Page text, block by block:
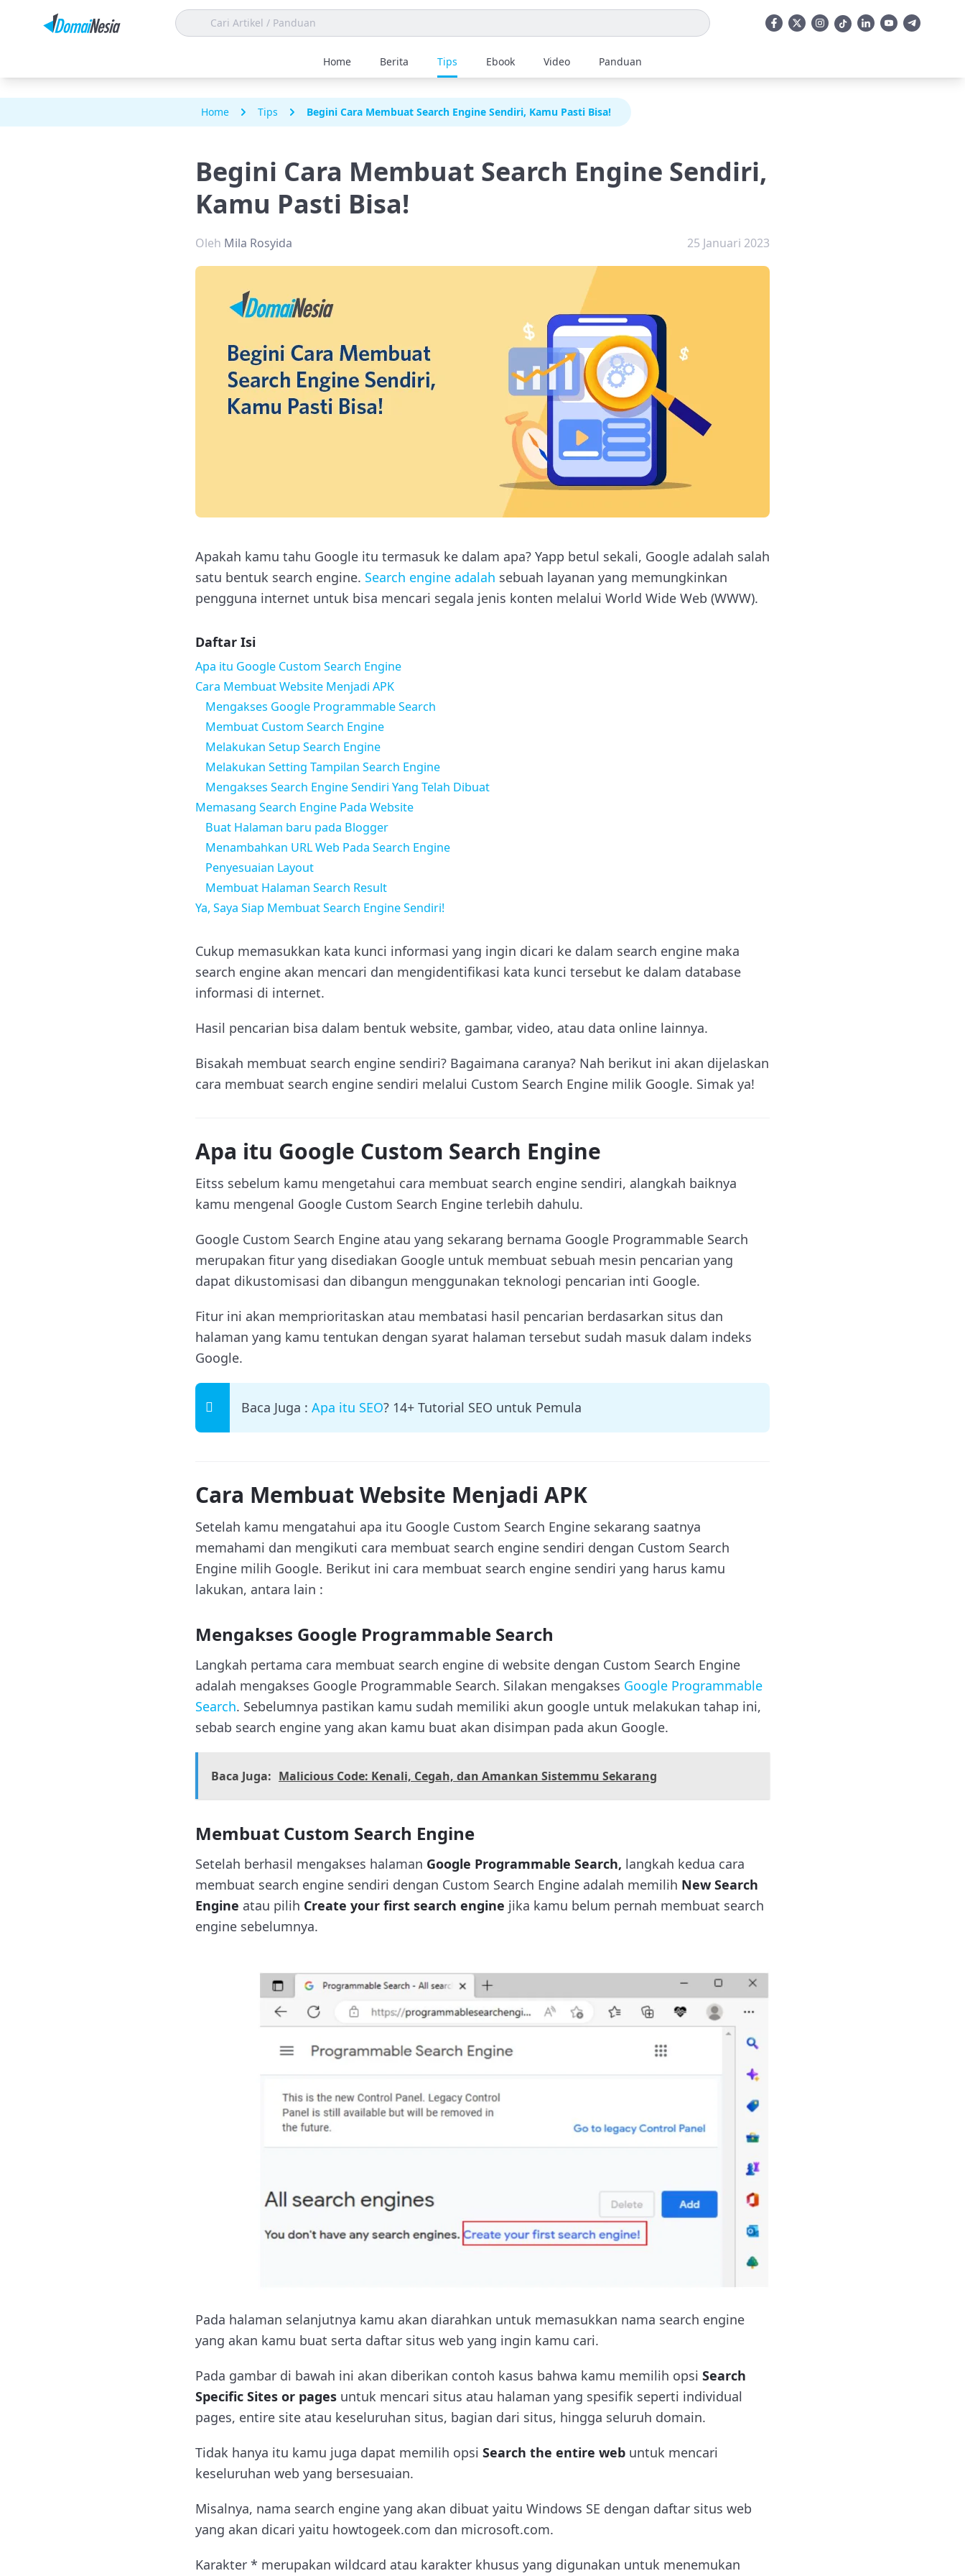
Home Berita Tips Ebook Video Panduan
Home Tips Begini Cara Membuat Search Engine Sendiri, Kamu Pasti Bisa!
Begini Cara Membuat Search Engine Sendiri,
Kamu Pasti Bisa!
Oleh Mila Rosyida 25 Januari 2023
Apakah kamu tahu Google itu termasuk ke dalam apa? Yapp betul sekali, Google adalah salah
satu bentuk search engine. Search engine adalah sebuah layanan yang memungkinkan
pengguna internet untuk bisa mencari segala jenis konten melalui World Wide Web (WWW).
Daftar Isi
Apa itu Google Custom Search Engine
Cara Membuat Website Menjadi APK
Mengakses Google Programmable Search
Membuat Custom Search Engine
Melakukan Setup Search Engine
Melakukan Setting Tampilan Search Engine
Mengakses Search Engine Sendiri Yang Telah Dibuat
Memasang Search Engine Pada Website
Buat Halaman baru pada Blogger
Menambahkan URL Web Pada Search Engine
Penyesuaian Layout
Membuat Halaman Search Result
Ya, Saya Siap Membuat Search Engine Sendiri!
Cukup memasukkan kata kunci informasi yang ingin dicari ke dalam search engine maka
search engine akan mencari dan mengidentifikasi kata kunci tersebut ke dalam database
informasi di internet.
Hasil pencarian bisa dalam bentuk website, gambar, video, atau data online lainnya.
Bisakah membuat search engine sendiri? Bagaimana caranya? Nah berikut ini akan dijelaskan
cara membuat search engine sendiri melalui Custom Search Engine milik Google. Simak ya!
Apa itu Google Custom Search Engine
Eitss sebelum kamu mengetahui cara membuat search engine sendiri, alangkah baiknya
kamu mengenal Google Custom Search Engine terlebih dahulu.
Google Custom Search Engine atau yang sekarang bernama Google Programmable Search
merupakan fitur yang disediakan Google untuk membuat sebuah mesin pencarian yang
dapat dikustomisasi dan dibangun menggunakan teknologi pencarian inti Google.
Fitur ini akan memprioritaskan atau membatasi hasil pencarian berdasarkan situs dan
halaman yang kamu tentukan dengan syarat halaman tersebut sudah masuk dalam indeks
Google.
Baca Juga : Apa itu SEO? 14+ Tutorial SEO untuk Pemula
Cara Membuat Website Menjadi APK
Setelah kamu mengatahui apa itu Google Custom Search Engine sekarang saatnya
memahami dan mengikuti cara membuat search engine sendiri dengan Custom Search
Engine milih Google. Berikut ini cara membuat search engine sendiri yang harus kamu
lakukan, antara lain :
Mengakses Google Programmable Search
Langkah pertama cara membuat search engine di website dengan Custom Search Engine
adalah mengakses Google Programmable Search. Silakan mengakses Google Programmable
Search. Sebelumnya pastikan kamu sudah memiliki akun google untuk melakukan tahap ini,
sebab search engine yang akan kamu buat akan disimpan pada akun Google.
Baca Juga: Malicious Code: Kenali, Cegah, dan Amankan Sistemmu Sekarang
Membuat Custom Search Engine
Setelah berhasil mengakses halaman Google Programmable Search, langkah kedua cara
membuat search engine sendiri dengan Custom Search Engine adalah memilih New Search
Engine atau pilih Create your first search engine jika kamu belum pernah membuat search
engine sebelumnya.
Pada halaman selanjutnya kamu akan diarahkan untuk memasukkan nama search engine
yang akan kamu buat serta daftar situs web yang ingin kamu cari.
Pada gambar di bawah ini akan diberikan contoh kasus bahwa kamu memilih opsi Search
Specific Sites or pages untuk mencari situs atau halaman yang spesifik seperti individual
pages, entire site atau keseluruhan situs, bagian dari situs, hingga seluruh domain.
Tidak hanya itu kamu juga dapat memilih opsi Search the entire web untuk mencari
keseluruhan web yang bersesuaian.
Misalnya, nama search engine yang akan dibuat yaitu Windows SE dengan daftar situs web
yang akan dicari yaitu howtogeek.com dan microsoft.com.
Karakter * merupakan wildcard atau karakter khusus yang digunakan untuk menemukan